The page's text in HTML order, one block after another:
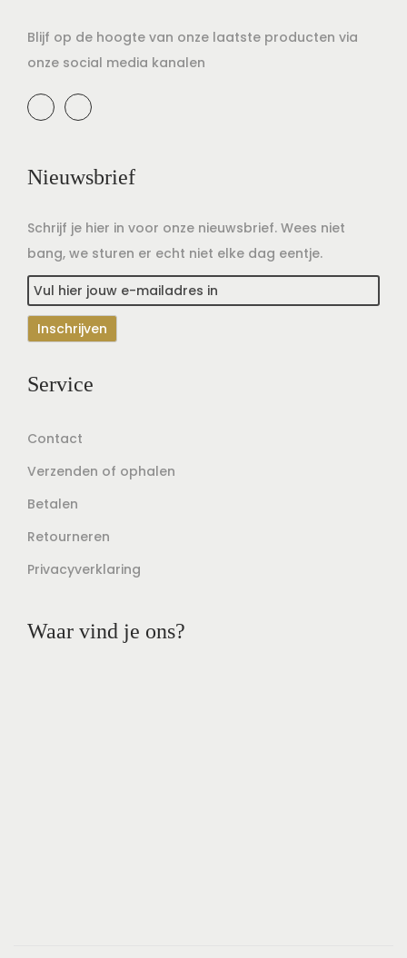
Blijf op de hoogte van onze laatste producten via
onze social media kanalen
Nieuwsbrief
Schrijf je hier in voor onze nieuwsbrief. Wees niet
bang, we sturen er echt niet elke dag eentje.
Service
Contact
Verzenden of ophalen
Betalen
Retourneren
Privacyverklaring
Waar vind je ons?